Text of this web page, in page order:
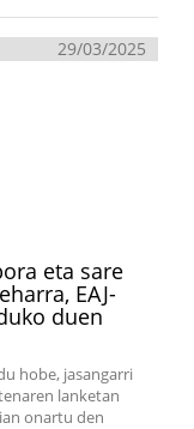
29/03/2025
eta sare
EAJ-
duen
hobe, jasangarri
lanketan
onartu den